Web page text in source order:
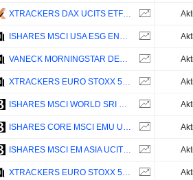
XTRACKERS DAX UCITS ETF 1C - EUR
ISHARES MSCI USA ESG ENHANCED CTB UCITS ETF (ACC) - USD
VANECK MORNINGSTAR DEVELOPED MARKETS DIVIDEND LEADERS UCITS ETF - EUR
XTRACKERS EURO STOXX 50 UCITS ETF 1C - EUR
ISHARES MSCI WORLD SRI UCITS ETF - EUR
ISHARES CORE MSCI EMU UCITS ETF (ACC) - EUR
ISHARES MSCI EM ASIA UCITS ETF - USD
XTRACKERS EURO STOXX 50 UCITS ETF 1D - EUR